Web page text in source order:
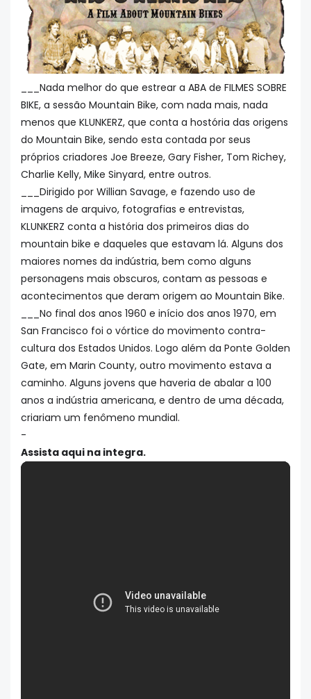
___Nada melhor do que estrear a ABA de FILMES SOBRE
BIKE, a sessão Mountain Bike, com nada mais, nada
menos que KLUNKERZ, que conta a hostória das origens
do Mountain Bike, sendo esta contada por seus
próprios criadores Joe Breeze, Gary Fisher, Tom Richey,
Charlie Kelly, Mike Sinyard, entre outros.
___Dirigido por Willian Savage, e fazendo uso de
imagens de arquivo, fotografias e entrevistas,
KLUNKERZ conta a história dos primeiros dias do
mountain bike e daqueles que estavam lá. Alguns dos
maiores nomes da indústria, bem como alguns
personagens mais obscuros, contam as pessoas e
acontecimentos que deram origem ao Mountain Bike.
___No final dos anos 1960 e início dos anos 1970, em
San Francisco foi o vórtice do movimento contra-
cultura dos Estados Unidos. Logo além da Ponte Golden
Gate, em Marin County, outro movimento estava a
caminho. Alguns jovens que haveria de abalar a 100
anos a indústria americana, e dentro de uma década,
criariam um fenômeno mundial.
-
Assista aqui na integra.